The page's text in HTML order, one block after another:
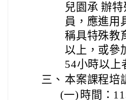
兒園承 辦
員，應進用
稱具特殊教
以上，或參
54小時以上
三、 本案課程培
(一) 時間：